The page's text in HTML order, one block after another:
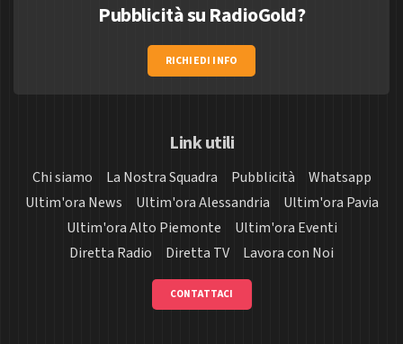
Pubblicità su RadioGold?
RICHIEDI INFO
Link utili
Chi siamo La Nostra Squadra Pubblicità
Whatsapp
Ultim'ora News
Ultim'ora Alessandria
Ultim'ora Pavia
Ultim'ora Alto Piemonte
Ultim'ora Eventi
Diretta Radio
Diretta TV Lavora con Noi
CONTATTACI